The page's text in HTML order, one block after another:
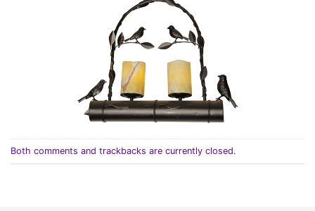
Both comments and trackbacks are currently closed.